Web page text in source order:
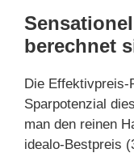
berechnet
Die Effektivpreis-
Sparpotenzial
man den reinen
idealo-Bestpreis